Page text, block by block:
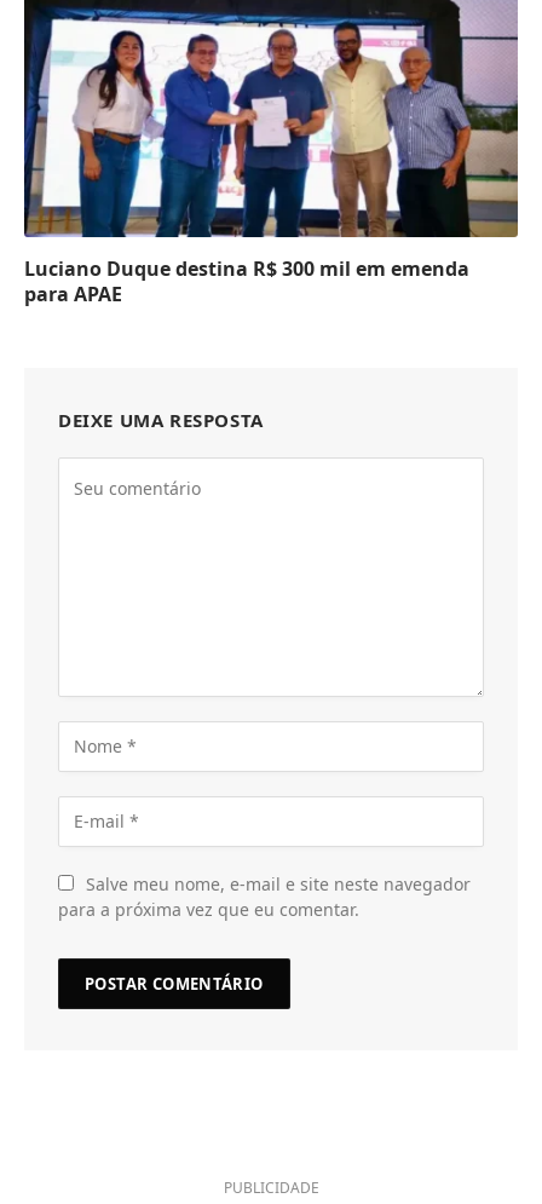
Luciano Duque destina R$ 300 mil em emenda
para APAE
DEIXE UMA RESPOSTA
Salve meu nome, e-mail e site neste navegador
para a próxima vez que eu comentar.
PUBLICIDADE